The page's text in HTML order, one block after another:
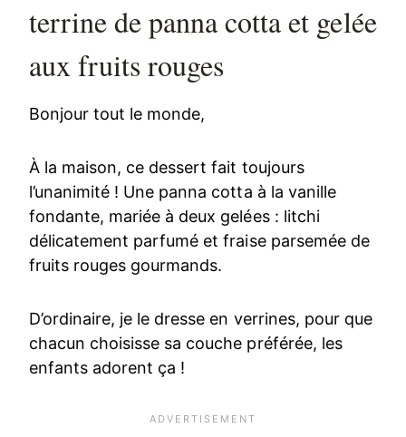
terrine de panna cotta et gelée
aux fruits rouges
Bonjour tout le monde,
À la maison, ce dessert fait toujours
l’unanimité ! Une panna cotta à la vanille
fondante, mariée à deux gelées : litchi
délicatement parfumé et fraise parsemée de
fruits rouges gourmands.
D’ordinaire, je le dresse en verrines, pour que
chacun choisisse sa couche préférée, les
enfants adorent ça !